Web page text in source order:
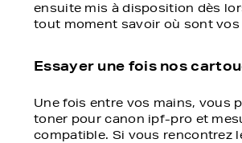
ensuite mis à disposition dès
tout moment savoir où sont
Essayer une fois nos
Une fois entre vos mains, vous
toner pour canon ipf-pro et
compatible. Si vous rencontrez